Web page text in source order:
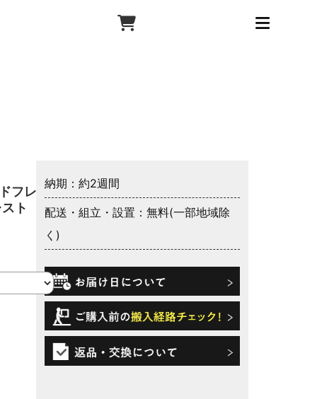
フレー
ト
納期：約2週間
配送・組立・設置：無料(一部地域除
く)